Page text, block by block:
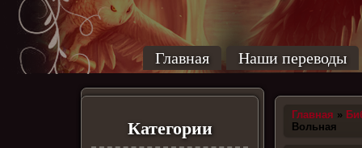
Главная Наши переводы
Категории
Главная »
Вольная